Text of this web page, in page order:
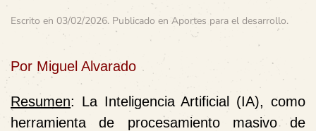
Escrito en 03/02/2026. Publicado en Aportes para el desarrollo.
Por Miguel Alvarado
Resumen: La Inteligencia Artificial (IA), como
herramienta de procesamiento masivo de